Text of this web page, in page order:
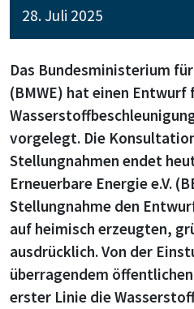
28. Juli 2025
Das Bundesministerium
(BMWE) hat einen Entwurf
vorgelegt. Die
Stellungnahmen endet
Erneuerbare Energie e.V.
Stellungnahme den
auf heimisch erzeugten,
ausdrücklich. Von der
überragendem
erster Linie die